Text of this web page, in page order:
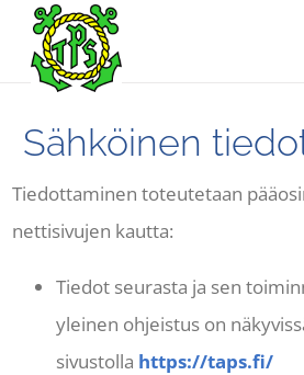
Sähköinen
Tiedottaminen toteutetaan
nettisivujen kautta:
Tiedot seurasta ja sen
yleinen ohjeistus on
sivustolla https://taps.fi/